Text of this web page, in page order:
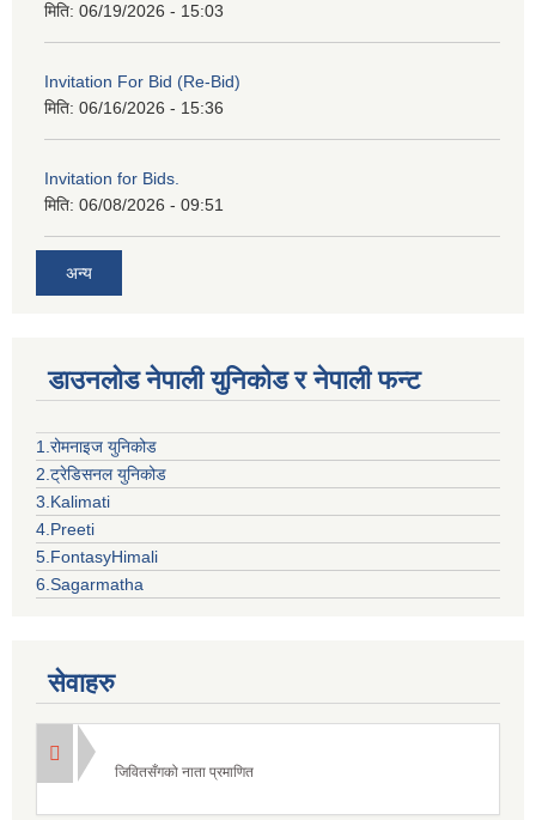
मिति: 06/19/2026 - 15:03
Invitation For Bid (Re-Bid)
मिति: 06/16/2026 - 15:36
Invitation for Bids.
मिति: 06/08/2026 - 09:51
अन्य
डाउनलोड नेपाली युनिकोड र नेपाली फन्ट
1.रोमनाइज युनिकोड
2.ट्रेडिसनल युनिकोड
3.Kalimati
4.Preeti
5.FontasyHimali
6.Sagarmatha
सेवाहरु
जिवितसँगको नाता प्रमाणित